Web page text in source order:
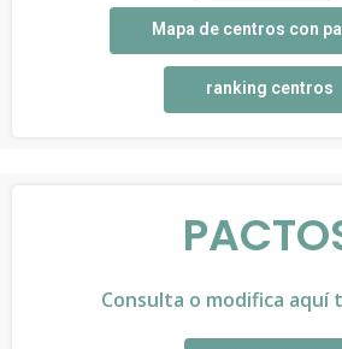
Mapa de centros con
ranking centros
Consulta o modifica aquí